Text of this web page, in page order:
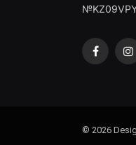
Facebook
© 2026